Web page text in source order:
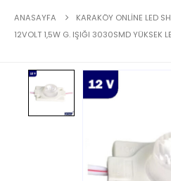
ANASAYFA
KARAKÖY ONLINE LED
12VOLT 1,5W G. IŞIĞI 3030SMD YÜKSEK